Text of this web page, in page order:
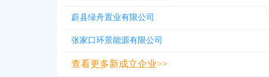
蔚县绿舟置业有限公司
张家口环景能源有限公司
查看更多新成立企业>>